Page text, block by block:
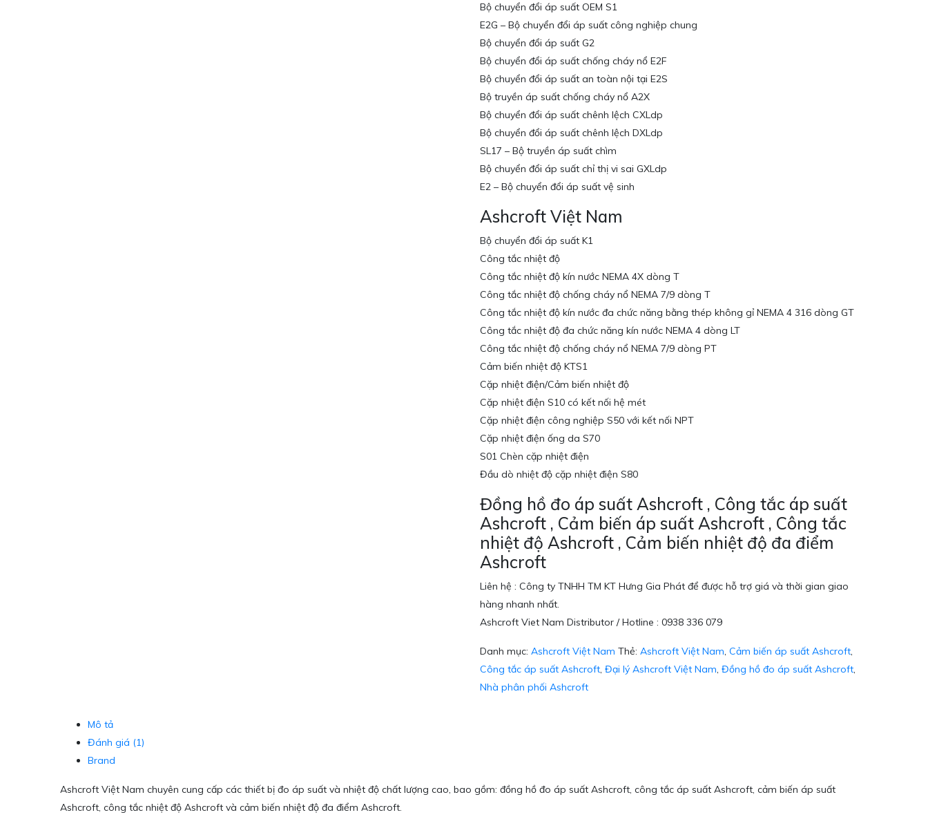
Bộ chuyển đổi áp suất OEM S1
E2G – Bộ chuyển đổi áp suất công nghiệp chung
Bộ chuyển đổi áp suất G2
Bộ chuyển đổi áp suất chống cháy nổ E2F
Bộ chuyển đổi áp suất an toàn nội tại E2S
Bộ truyền áp suất chống cháy nổ A2X
Bộ chuyển đổi áp suất chênh lệch CXLdp
Bộ chuyển đổi áp suất chênh lệch DXLdp
SL17 – Bộ truyền áp suất chìm
Bộ chuyển đổi áp suất chỉ thị vi sai GXLdp
E2 – Bộ chuyển đổi áp suất vệ sinh
Ashcroft Việt Nam
Bộ chuyển đổi áp suất K1
Công tắc nhiệt độ
Công tắc nhiệt độ kín nước NEMA 4X dòng T
Công tắc nhiệt độ chống cháy nổ NEMA 7/9 dòng T
Công tắc nhiệt độ kín nước đa chức năng bằng thép không gỉ NEMA 4 316 dòng GT
Công tắc nhiệt độ đa chức năng kín nước NEMA 4 dòng LT
Công tắc nhiệt độ chống cháy nổ NEMA 7/9 dòng PT
Cảm biến nhiệt độ KTS1
Cặp nhiệt điện/Cảm biến nhiệt độ
Cặp nhiệt điện S10 có kết nối hệ mét
Cặp nhiệt điện công nghiệp S50 với kết nối NPT
Cặp nhiệt điện ống da S70
S01 Chèn cặp nhiệt điện
Đầu dò nhiệt độ cặp nhiệt điện S80
Đồng hồ đo áp suất Ashcroft , Công tắc áp suất
Ashcroft , Cảm biến áp suất Ashcroft , Công tắc
nhiệt độ Ashcroft , Cảm biến nhiệt độ đa điểm
Ashcroft
Liên hệ : Công ty TNHH TM KT Hưng Gia Phát để được hỗ trợ giá và thời gian giao
hàng nhanh nhất.
Ashcroft Viet Nam Distributor / Hotline : 0938 336 079
Danh mục:Ashcroft Việt Nam Thẻ:Ashcroft Việt Nam,Cảm biến áp suất Ashcroft,
Công tắc áp suất Ashcroft,Đại lý Ashcroft Việt Nam,Đồng hồ đo áp suất Ashcroft,
Nhà phân phối Ashcroft
Mô tả
Đánh giá (1)
Brand
Ashcroft Việt Nam chuyên cung cấp các thiết bị đo áp suất và nhiệt độ chất lượng cao, bao gồm: đồng hồ đo áp suất Ashcroft, công tắc áp suất Ashcroft, cảm biến áp suất
Ashcroft, công tắc nhiệt độ Ashcroft và cảm biến nhiệt độ đa điểm Ashcroft.